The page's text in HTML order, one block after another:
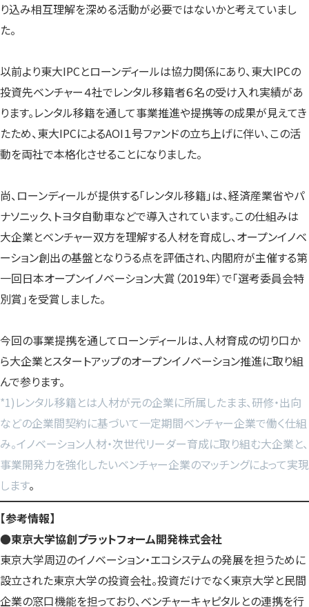
り込み相互理解を深める活動が必要ではないかと考えていまし
た。
以前より東大IPCとローンディールは協力関係にあり、東大IPCの
投資先ベンチャー４社でレンタル移籍者６名の受け入れ実績があ
ります。レンタル移籍を通して事業推進や提携等の成果が見えてき
たため、東大IPCによるAOI１号ファンドの立ち上げに伴い、この活
動を両社で本格化させることになりました。
尚、ローンディールが提供する「レンタル移籍」は、経済産業省やパ
ナソニック、トヨタ自動車などで導入されています。この仕組みは
大企業とベンチャー双方を理解する人材を育成し、オープンイノベ
ーション創出の基盤となりうる点を評価され、内閣府が主催する第
一回日本オープンイノベーション大賞（2019年）で「選考委員会特
別賞」を受賞しました。
今回の事業提携を通してローンディールは、人材育成の切り口か
ら大企業とスタートアップのオープンイノベーション推進に取り組
んで参ります。
*1)レンタル移籍とは人材が元の企業に所属したまま、研修・出向
などの企業間契約に基づいて一定期間ベンチャー企業で働く仕組
み。イノベーション人材・次世代リーダー育成に取り組む大企業と、
事業開発力を強化したいベンチャー企業のマッチングによって実現
します。
【参考情報】
●東京大学協創プラットフォーム開発株式会社
東京大学周辺のイノベーション・エコシステムの発展を担うために
設立された東京大学の投資会社。投資だけでなく東京大学と民間
企業の窓口機能を担っており、ベンチャーキャピタルとの連携を行